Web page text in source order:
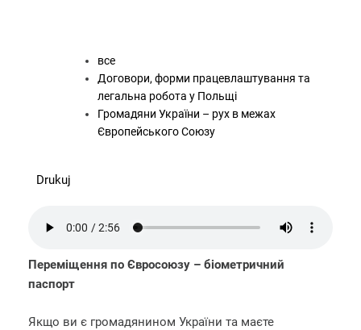
все
Договори, форми працевлаштування та
легальна робота у Польщі
Громадяни України – рух в межах
Європейського Союзу
Drukuj
Переміщення по Євросоюзу – біометричний
паспорт
Якщо ви є громадянином України та маєте